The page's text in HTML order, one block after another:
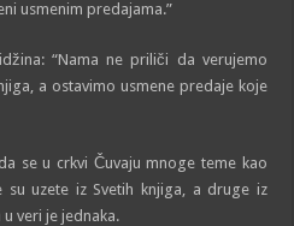
usmenim predajama.”
“Nama ne priliči da verujemo
a ostavimo usmene predaje koje
se u crkvi Čuvaju mnoge teme kao
su uzete iz Svetih knjiga, a druge iz
veri je jednaka.